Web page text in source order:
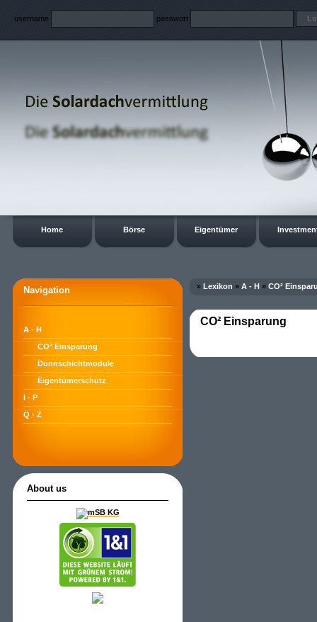
username passwort
Home Börse Eigentümer
Navigation
A - H
CO² Einsparung
Dünnschichtmodule
Eigentümerschutz
I - P
Q - Z
About us
» Lexikon » A - H » CO²
CO² Einsparung